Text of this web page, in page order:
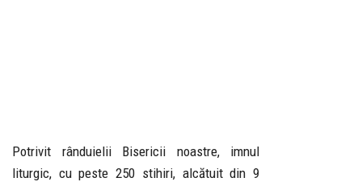
Potrivit rânduielii Bisericii noastre, imnul
liturgic, cu peste 250 stihiri, alcătuit din 9